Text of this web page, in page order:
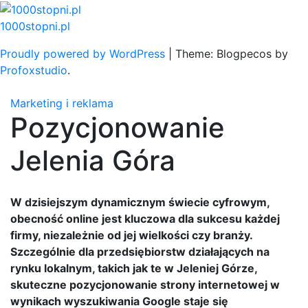
Skip
to
1000stopni.pl
Proudly powered by WordPress
Theme: Blogpecos by
Profoxstudio.
Marketing i reklama
Pozycjonowanie
Jelenia Góra
W dzisiejszym dynamicznym świecie cyfrowym,
obecność online jest kluczowa dla sukcesu każdej
firmy, niezależnie od jej wielkości czy branży.
Szczególnie dla przedsiębiorstw działających na
rynku lokalnym, takich jak te w Jeleniej Górze,
skuteczne pozycjonowanie strony internetowej w
wynikach wyszukiwania Google staje się